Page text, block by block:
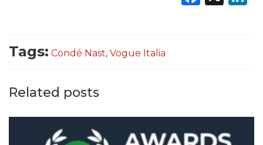
Tags: Condé Nast, Vogue Italia
Related posts